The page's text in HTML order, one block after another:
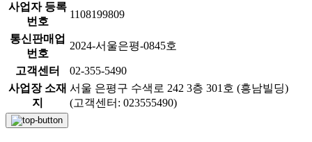
사업자 등록
번호
1108199809
통신판매업
번호
2024-서울은평-0845호
고객센터
02-355-5490
사업장 소재
지
서울 은평구 수색로 242 3층 301호 (흥남빌딩)
(고객센터: 023555490)